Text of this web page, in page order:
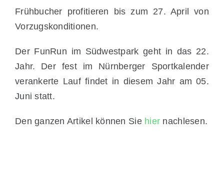
Frühbucher profitieren bis zum 27. April von
Vorzugskonditionen.
Der FunRun im Südwestpark geht in das 22.
Jahr. Der fest im Nürnberger Sportkalender
verankerte Lauf findet in diesem Jahr am 05.
Juni statt.
Den ganzen Artikel können Sie hier nachlesen.